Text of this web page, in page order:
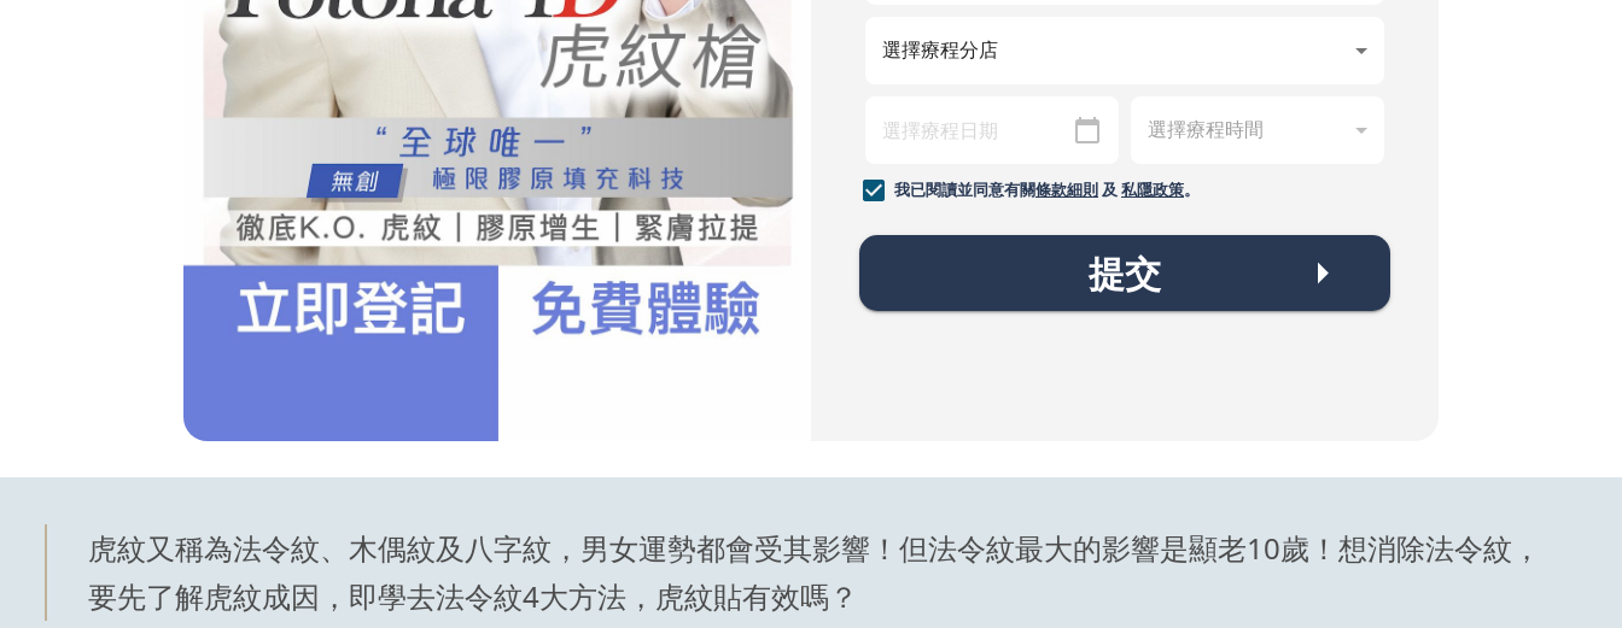
我已閱讀並同意有關條款細則及 私隱政策。
提交
虎紋又稱為法令紋、木偶紋及八字紋，男女運勢都會受其影響！但法令紋最大的影響是顯老10歲！想消除法令紋，
要先了解虎紋成因，即學去法令紋4大方法，虎紋貼有效嗎？